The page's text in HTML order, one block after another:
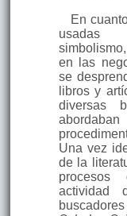
En
usadas
en las
se
libros y
diversas
Una vez
de la
actividad